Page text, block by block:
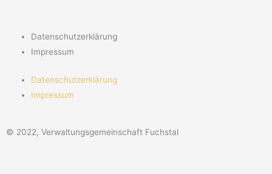
Datenschutzerklärung
Impressum
Datenschutzerklärung
Impressum
© 2022, Verwaltungsgemeinschaft Fuchstal